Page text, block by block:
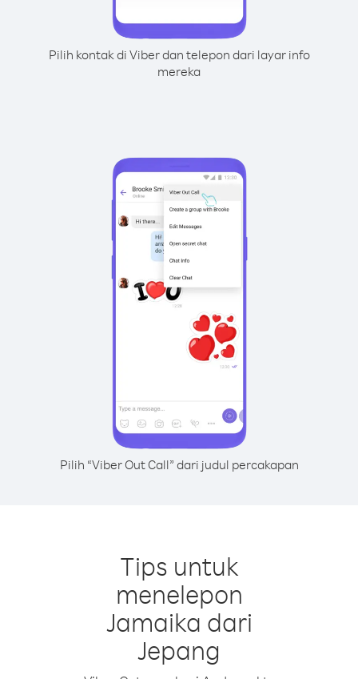
Pilih kontak di Viber dan telepon dari layar info
mereka
Pilih “Viber Out Call” dari judul percakapan
Tips untuk
menelepon
Jamaika dari
Jepang